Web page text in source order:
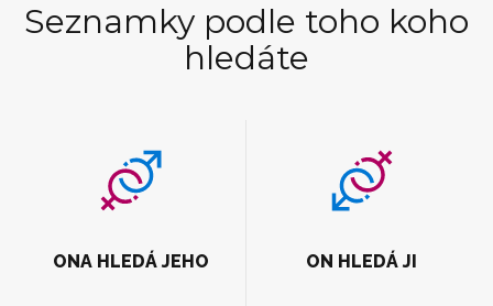
Seznamky podle toho koho
hledáte
ONA HLEDÁ JEHO ON HLEDÁ JI